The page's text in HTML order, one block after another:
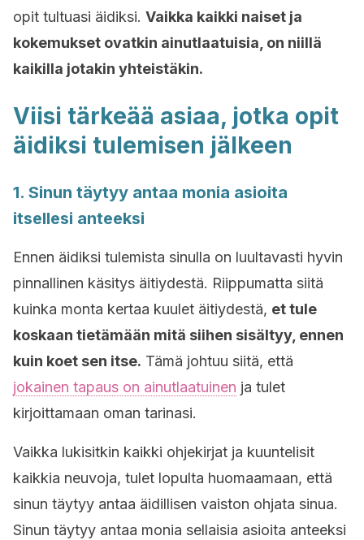
opit tultuasi äidiksi. Vaikka kaikki naiset ja
kokemukset ovatkin ainutlaatuisia, on niillä
kaikilla jotakin yhteistäkin.
Viisi tärkeää asiaa, jotka opit
äidiksi tulemisen jälkeen
1. Sinun täytyy antaa monia asioita
itsellesi anteeksi
Ennen äidiksi tulemista sinulla on luultavasti hyvin
pinnallinen käsitys äitiydestä. Riippumatta siitä
kuinka monta kertaa kuulet äitiydestä, et tule
koskaan tietämään mitä siihen sisältyy, ennen
kuin koet sen itse. Tämä johtuu siitä, että
jokainen tapaus on ainutlaatuinen ja tulet
kirjoittamaan oman tarinasi.
Vaikka lukisitkin kaikki ohjekirjat ja kuuntelisit
kaikkia neuvoja, tulet lopulta huomaamaan, että
sinun täytyy antaa äidillisen vaiston ohjata sinua.
Sinun täytyy antaa monia sellaisia asioita anteeksi